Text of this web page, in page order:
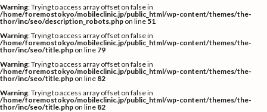
Warning: Trying to access array offset on false in
/home/foremostokyo/mobileclinic.jp/public_html/wp-content/themes/the-
thor/inc/seo/description_robots.php on line51
Warning: Trying to access array offset on false in
/home/foremostokyo/mobileclinic.jp/public_html/wp-content/themes/the-
thor/inc/seo/title.php on line 79
Warning: Trying to access array offset on false in
/home/foremostokyo/mobileclinic.jp/public_html/wp-content/themes/the-
thor/inc/seo/title.php on line 82
Warning: Trying to access array offset on false in
/home/foremostokyo/mobileclinic.jp/public_html/wp-content/themes/the-
thor/inc/seo/title.php on line 82
SDGs事業認定
エルアークシェルター
オゾン除菌
コロナ待機ステーション
コンテナ倉庫
コンテナ診療所
シャーシ
タムラテコ
トイレ付コンテナ
トイレ付プレハブ
トレーラーハウス
プレハブ診療所
メディア掲載
モバイルクリニック